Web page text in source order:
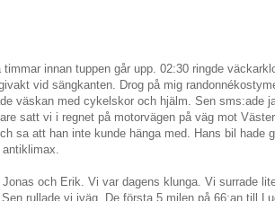
innan tuppen går upp. 02:30 ringde
vid sängkanten. Drog på mig
väskan med cykelskor och hjälm. Sen sms:ade
satt vi i regnet på motorvägen på väg mot
sa att han inte kunde hänga med. Hans bil hade
och Erik. Vi var dagens klunga. Vi surrade
rullade vi iväg. De första 5 milen på 66:an till